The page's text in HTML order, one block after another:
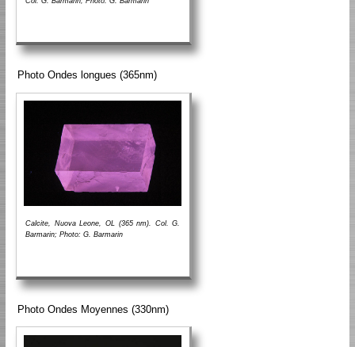
Photo Ondes longues (365nm)
Calcite, Nuova Leone, OL (365 nm). Col. G.
Barmarin; Photo: G. Barmarin
Photo Ondes Moyennes (330nm)